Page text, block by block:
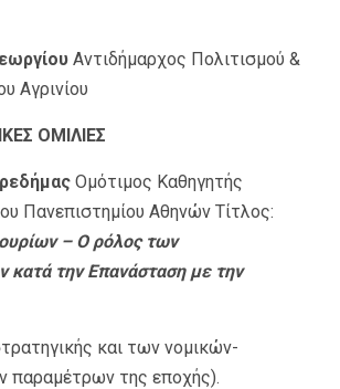
Αντιδήμαρχος Πολιτισμού &
Αγρινίου
ΟΜΙΛΙΕΣ
Ομότιμος Καθηγητής
Πανεπιστημίου Αθηνών Τίτλος:
– Ο ρόλος των
κατά την Επανάσταση με την
και των νομικών-
παραμέτρων της εποχής).